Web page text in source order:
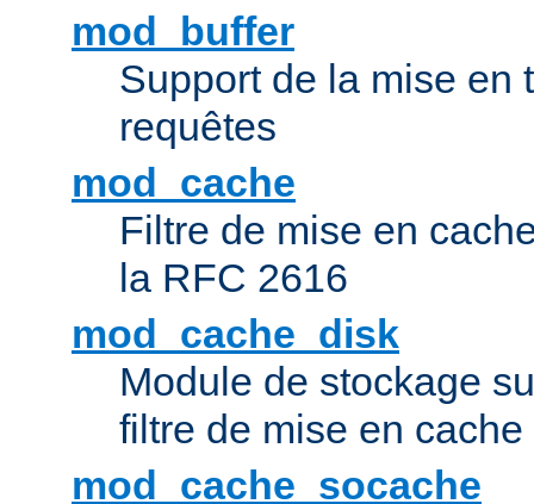
mod_buffer
Support de la mise en
requêtes
mod_cache
Filtre de mise en
la RFC 2616
mod_cache_disk
Module de stockage
filtre de mise en cache
mod_cache_socache